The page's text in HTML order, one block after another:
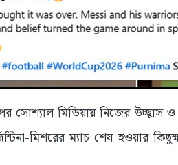
সোশ্যাল মিডিয়ায় নিজের উচ্ছ্বাস
মিশরের ম্যাচ শেষ হওয়ার